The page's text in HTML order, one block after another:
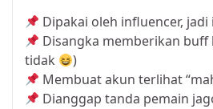
Dipakai oleh influencer,
Disangka memberikan buff
tidak
)
Membuat akun terlihat
Dianggap tanda pemain